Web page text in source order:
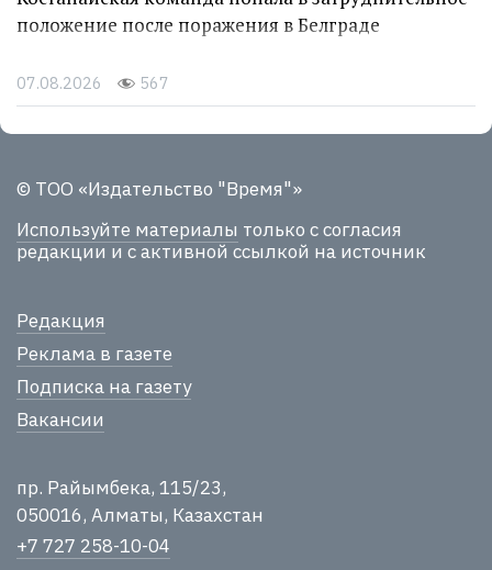
положение после поражения в Белграде
07.08.2026 567
© ТОО «Издательство "Время"»
Используйте материалы только с согласия
редакции и с активной ссылкой на источник
Редакция
Реклама в газете
Подписка на газету
Вакансии
пр. Райымбека, 115/23,
050016, Алматы, Казахстан
+7 727 258-10-04